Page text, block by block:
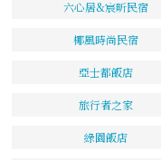
六心居&宸昕民宿
椰風時尚民宿
亞士都飯店
旅行者之家
綠園飯店